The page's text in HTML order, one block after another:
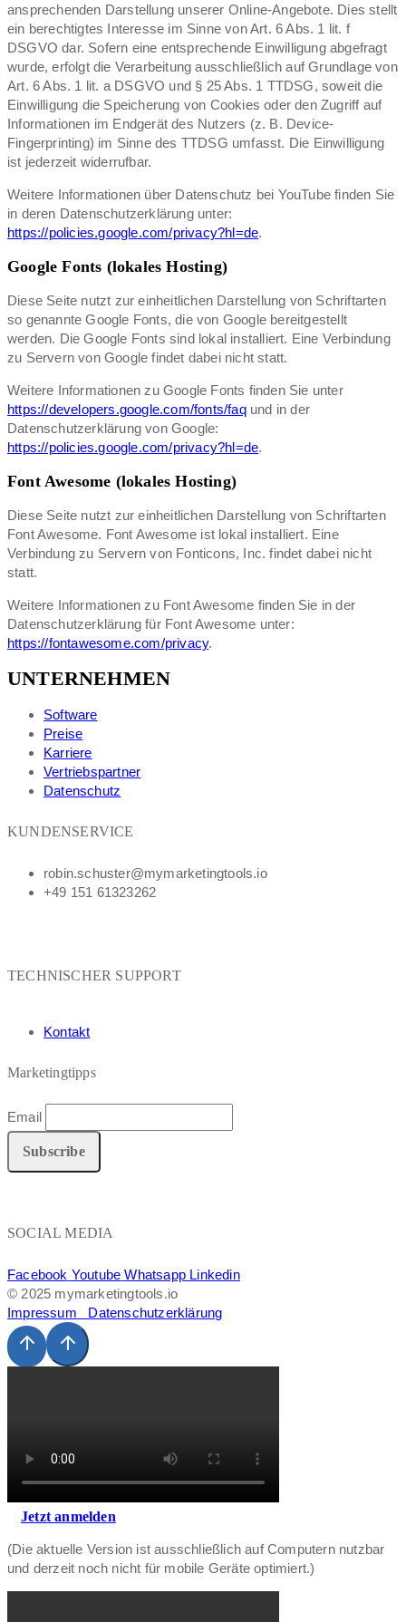
ansprechenden Darstellung unserer Online-Angebote. Dies stellt
ein berechtigtes Interesse im Sinne von Art. 6 Abs. 1 lit. f
DSGVO dar. Sofern eine entsprechende Einwilligung abgefragt
wurde, erfolgt die Verarbeitung ausschließlich auf Grundlage von
Art. 6 Abs. 1 lit. a DSGVO und § 25 Abs. 1 TTDSG, soweit die
Einwilligung die Speicherung von Cookies oder den Zugriff auf
Informationen im Endgerät des Nutzers (z. B. Device-
Fingerprinting) im Sinne des TTDSG umfasst. Die Einwilligung
ist jederzeit widerrufbar.
Weitere Informationen über Datenschutz bei YouTube finden Sie
in deren Datenschutzerklärung unter:
https://policies.google.com/privacy?hl=de.
Google Fonts (lokales Hosting)
Diese Seite nutzt zur einheitlichen Darstellung von Schriftarten
so genannte Google Fonts, die von Google bereitgestellt
werden. Die Google Fonts sind lokal installiert. Eine Verbindung
zu Servern von Google findet dabei nicht statt.
Weitere Informationen zu Google Fonts finden Sie unter
https://developers.google.com/fonts/faqund in der
Datenschutzerklärung von Google:
https://policies.google.com/privacy?hl=de.
Font Awesome (lokales Hosting)
Diese Seite nutzt zur einheitlichen Darstellung von Schriftarten
Font Awesome. Font Awesome ist lokal installiert. Eine
Verbindung zu Servern von Fonticons, Inc. findet dabei nicht
statt.
Weitere Informationen zu Font Awesome finden Sie in der
Datenschutzerklärung für Font Awesome unter:
https://fontawesome.com/privacy.
UNTERNEHMEN
Software
Preise
Karriere
Vertriebspartner
Datenschutz
KUNDENSERVICE
robin.schuster@mymarketingtools.io
+49 151 61323262
TECHNISCHER SUPPORT
Kontakt
Marketingtipps
Email
SOCIAL MEDIA
Facebook Youtube Whatsapp Linkedin
© 2025 mymarketingtools.io
Impressum Datenschutzerklärung
Jetzt anmelden
(Die aktuelle Version ist ausschließlich auf Computern nutzbar
und derzeit noch nicht für mobile Geräte optimiert.)